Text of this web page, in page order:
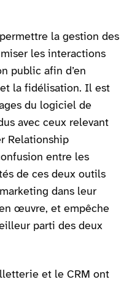
la gestion des
les interactions
public afin d’en
la fidélisation. Il est
du logiciel de
avec ceux relevant
Relationship
entre les
de ces deux outils
dans leur
œuvre, et empêche
parti des deux
et le CRM ont